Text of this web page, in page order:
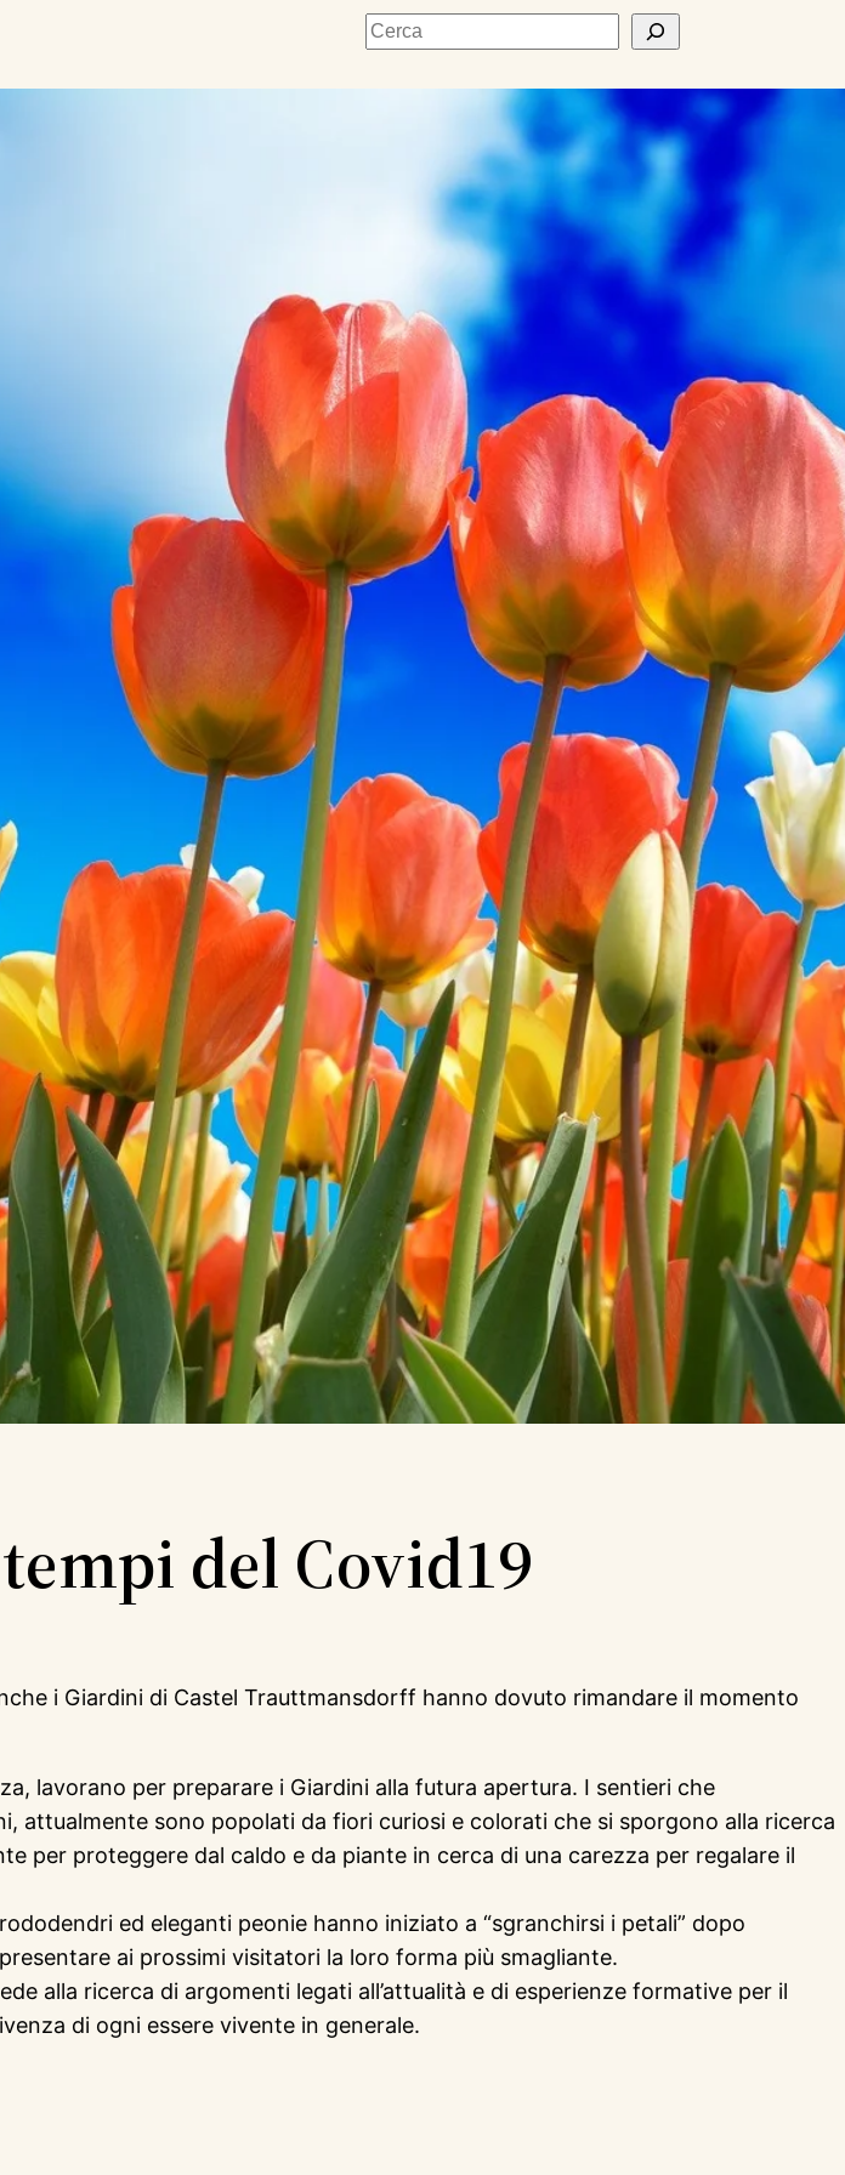
Cerca
del Covid19
i Giardini di Castel Trauttmansdorff hanno dovuto rimandare il momento
lavorano per preparare i Giardini alla futura apertura. I sentieri che
attualmente sono popolati da fiori curiosi e colorati che si sporgono alla ricerca
per proteggere dal caldo e da piante in cerca di una carezza per regalare il
ed eleganti peonie hanno iniziato a “sgranchirsi i petali” dopo
ai prossimi visitatori la loro forma più smagliante.
alla ricerca di argomenti legati all’attualità e di esperienze formative per il
di ogni essere vivente in generale.